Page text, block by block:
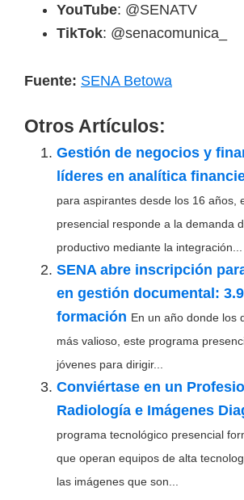
YouTube: @SENATV
TikTok: @senacomunica_
Fuente: SENA Betowa
Otros Artículos:
Gestión de negocios y
líderes en analítica
para aspirantes desde los 16 años,
presencial responde a la demanda
productivo mediante la integración...
SENA abre inscripción
en gestión documental:
formación En un año donde los
más valioso, este programa
jóvenes para dirigir...
Conviértase en un
Radiología e Imágenes
programa tecnológico presencial
que operan equipos de alta
las imágenes que son...